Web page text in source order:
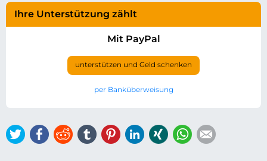
Ihre Unterstützung zählt
Mit PayPal
unterstützen und Geld schenken
per Banküberweisung
TwitterFacebook
ReddittumblrPinterestLinkedIn
Xing WhatsApp